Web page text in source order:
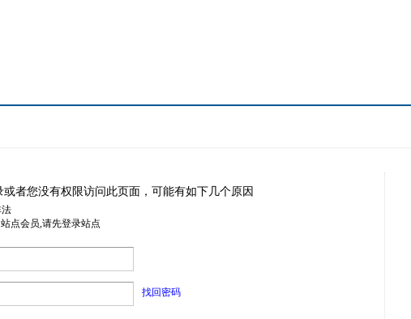
或者您没有权限访问此页面，可能有如下几个原因
点会员,请先登录站点
找回密码